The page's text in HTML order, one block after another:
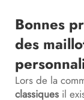
Bonnes
des
Lors de la
classiques il